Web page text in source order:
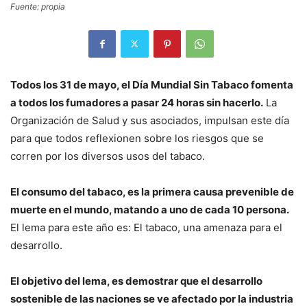
Fuente: propia
Todos los 31 de mayo, el Día Mundial Sin Tabaco fomenta
a todos los fumadores a pasar 24 horas sin hacerlo. La
Organización de Salud y sus asociados, impulsan este día
para que todos reflexionen sobre los riesgos que se
corren por los diversos usos del tabaco.
El consumo del tabaco, es la primera causa prevenible de
muerte en el mundo, matando a uno de cada 10 persona.
El lema para este año es: El tabaco, una amenaza para el
desarrollo.
El objetivo del lema, es demostrar que el desarrollo
sostenible de las naciones se ve afectado por la industria